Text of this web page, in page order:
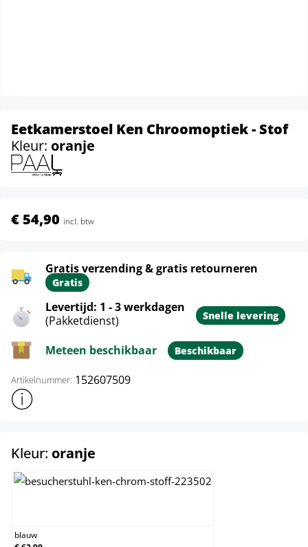
Eetkamerstoel Ken Chroomoptiek - Stof
Kleur: oranje
€ 54,90 incl. btw
Gratis verzending & gratis retourneren
Gratis
Levertijd: 1 - 3 werkdagen
(Pakketdienst)
Snelle levering
Meteen beschikbaar Beschikbaar
Artikelnummer: 152607509
Toon meer productinformatie
Kleur: oranje
blauw